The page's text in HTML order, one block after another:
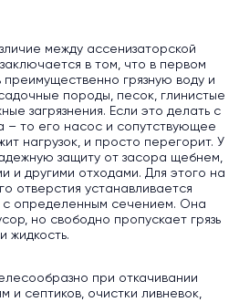
между ассенизаторской
в том, что в первом
грязную воду и
породы, песок, глинистые
загрязнения. Если это делать с
– то его насос и сопутствующее
нагрузок, и просто перегорит. У
защиту от засора щебнем,
и другими отходами. Для этого на
отверстия устанавливается
с определенным сечением. Она
но свободно пропускает грязь
и жидкость.
при откачивании
и септиков, очистки ливневок,